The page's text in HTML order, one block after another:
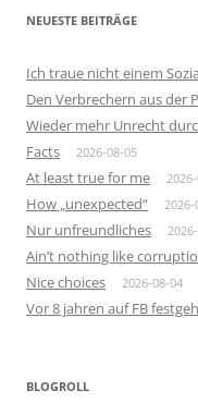
NEUESTE BEITRÄGE
Ich traue nicht einem
Den Verbrechern aus der
Wieder mehr Unrecht
Facts 2026-08-05
At least true for me
How „unexpected“ 2026-
Nur unfreundliches
Ain’t nothing like
Nice choices 2026-08-04
Vor 8 jahren auf FB
BLOGROLL